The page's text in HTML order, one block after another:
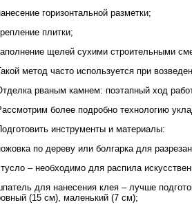
горизонтальной разметки;
плитки;
щелей сухими строительными
метод часто используется при
рваным камнем: поэтапный ход
более подробно технологию
инструменты и материалы:
по дереву или болгарка для
– необходимо для распила
для нанесения клея – лучше
(15 см), маленький (7 см);